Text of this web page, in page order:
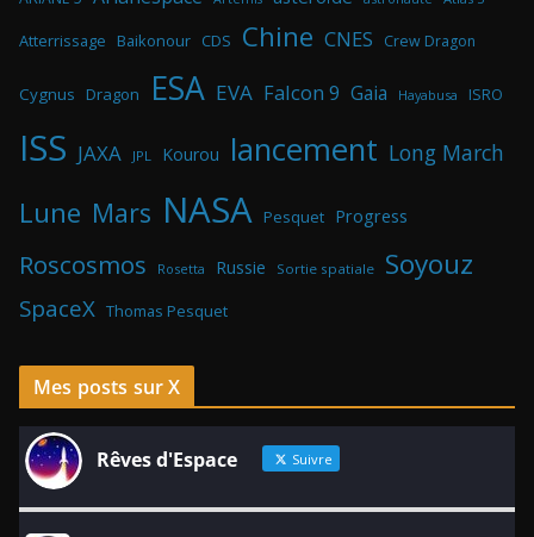
Atterrissage Baikonour CDS Chine CNES Crew Dragon
Cygnus Dragon ESA EVA Falcon 9 Gaia Hayabusa ISRO
ISS JAXA JPL Kourou lancement Long March
Lune Mars NASA Pesquet Progress
Roscosmos Rosetta Russie Sortie spatiale Soyouz
SpaceX Thomas Pesquet
Mes posts sur X
Rêves d'Espace Suivre